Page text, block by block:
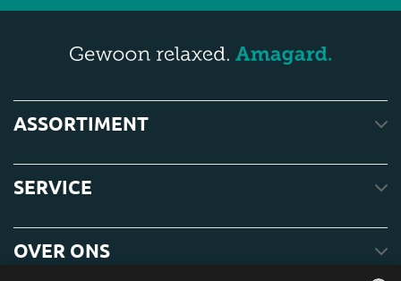
ASSORTIMENT
SERVICE
OVER ONS